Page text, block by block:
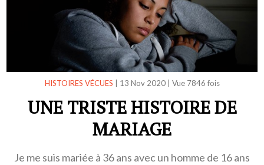
HISTOIRES VÉCUES 13 Nov 2020| Vue 7846 fois
UNE TRISTE HISTOIRE DE
MARIAGE
Je me suis mariée à 36 ans avec un homme de 16 ans